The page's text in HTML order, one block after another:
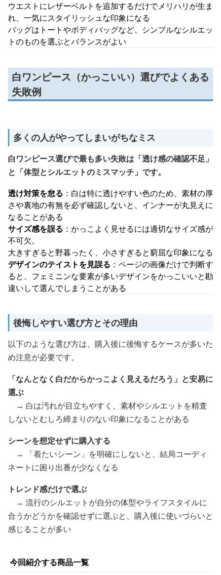
ウエストにレザーベルトを追加するだけでメリハリが生ま
れ、一気にスタイリッシュな印象になる
バッグはトートやボディバッグなど、シンプルなシルエッ
トのものを選ぶとバランスがよい
白ワンピース（かっこいい）選びでよくある
失敗例
多くの人がやってしまいがちなミス
白ワンピース選びで最も多い失敗は「透け感の確認不足」
と「体型とシルエットのミスマッチ」です。
透け対策を怠る ：白は特に透けやすい色のため、素材の厚
さや裏地の有無を必ず確認しないと、インナーが丸見えに
なることがある
サイズ感を誤る ：かっこよく見せるには適切なサイズ感が
不可欠。
大きすぎると野暮ったく、小さすぎると窮屈な印象になる
デザインのテイストを見誤る ：ページの画像だけで判断す
ると、フェミニンな要素が多いデザインをかっこいいと勘
違いして選んでしまうことがある
後悔しやすい選び方とその理由
以下のような選び方は、購入後に後悔するケースが多いた
め注意が必要です。
「なんとなく白だからかっこよく見えるだろう」と安易に
選ぶ
→ 白は汚れが目立ちやすく、素材やシルエットを精査
しないとむしろ締まりのない印象になることがある
シーンを想定せずに購入する
→ 「着たいシーン」を明確にしないと、結局コーディ
ネートに困り出番が少なくなる
トレンド感だけで選ぶ
→ 流行のシルエットが自分の体型やライフスタイルに
合うかどうかを確認せずに選ぶと、購入後に使いづらいと
感じることが多い
今回紹介する商品一覧